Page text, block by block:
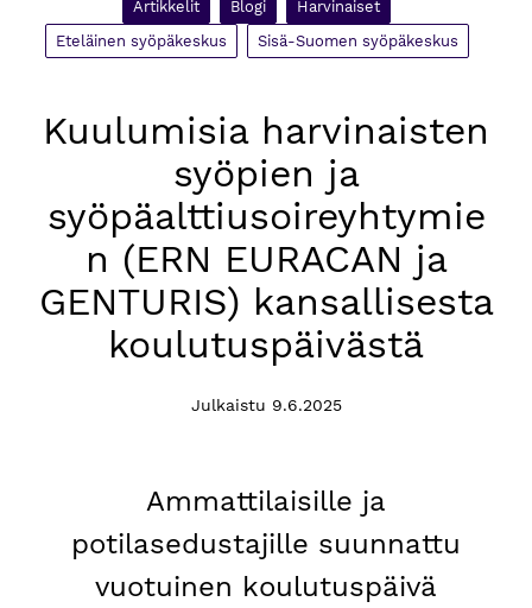
Artikkelit Blogi
Harvinaiset
Eteläinen syöpäkeskus
Sisä-Suomen syöpäkeskus
Kuulumisia harvinaisten
syöpien ja
syöpäalttiusoireyhtymie
n (ERN EURACAN ja
GENTURIS) kansallisesta
koulutuspäivästä
Julkaistu 9.6.2025
Ammattilaisille ja
potilasedustajille suunnattu
vuotuinen koulutuspäivä